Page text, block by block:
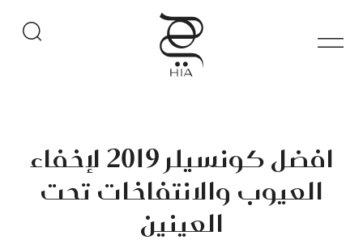
افضل كونسيلر 2019 لإخفاء
العيوب والانتفاخات تحت
العينين